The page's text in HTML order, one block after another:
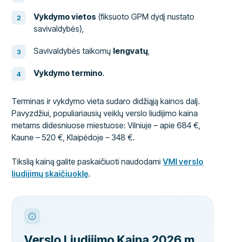
Vykdymo vietos (fiksuoto GPM dydį nustato
savivaldybės),
Savivaldybės taikomų lengvatų
Vykdymo termino.
Terminas ir vykdymo vieta sudaro didžiąją kainos dalį.
Pavyzdžiui, populiariausių veiklų verslo liudijimo kaina
metams didesniuose miestuose: Vilniuje – apie 684 €,
Kaune – 520 €, Klaipėdoje – 348 €.
Tikslią kainą galite paskaičiuoti naudodamiVMI verslo
liudijimų skaičiuoklę.